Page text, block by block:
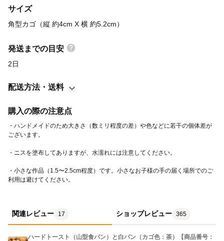
------------------- ・パンは一つ一つ手作りで作成しています。 本当
のパンと同じく具材の入り方など表情が色々ありますのでご了承
でご参考ください） ・約1/6サイズで作成しています。 ・部屋の
インテリアやお気に入りのドール撮影の小物としてもご利用いた
作成していますので、一般的なお人形遊びに使われるドールに合
（20〜27cm ペットワークスさんのmomokoドールやruruko)など
・パンは樹脂粘土、カゴはクラフトバンド で作成しています。 ・
ハンドメイドです。 ・ニスを塗ってありますが、水濡れなどにご
考ください。 ↓ https://www.instagram.com/red_tabby33
サイズ
角型カゴ（縦 約4cm X 横 約5.2cm）
発送までの目安
2日
配送方法・送料
購入の際の注意点
・ハンドメイドのため大きさ（数ミリ程度の差）や色などに若干の個体差が
・小さな作品（1.5〜2.5cm程度）です。小さなお子様の手の届く場所でのご
利用は避けてください。
関連レビュー 17 ショップレビュー 365
ハードトースト（山型食パン）と白パン（カゴ色：茶）【商品番号：